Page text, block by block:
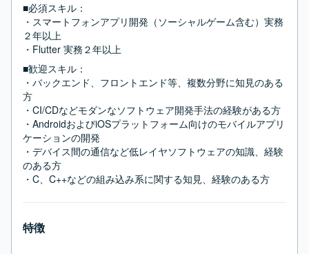
■必須スキル：
・スマートフォンアプリ開発（ソーシャルゲーム含む）実務
２年以上
・Flutter 実務２年以上
■歓迎スキル：
・バックエンド、フロントエンド等、複数分野に知見のある
方
・CI/CDなどモダンなソフトウェア開発手法の経験がある方
・AndroidおよびiOSプラットフォーム向けのモバイルアプリ
ケーションの開発
・デバイス間の通信など低レイヤソフトウェアの知識、経験
のある方
・C、C++などの組み込み系に関する知見、経験のある方
特徴